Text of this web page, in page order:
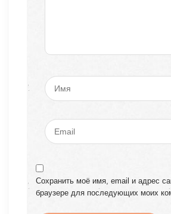
Сохранить моё имя, email и адрес
браузере для последующих моих